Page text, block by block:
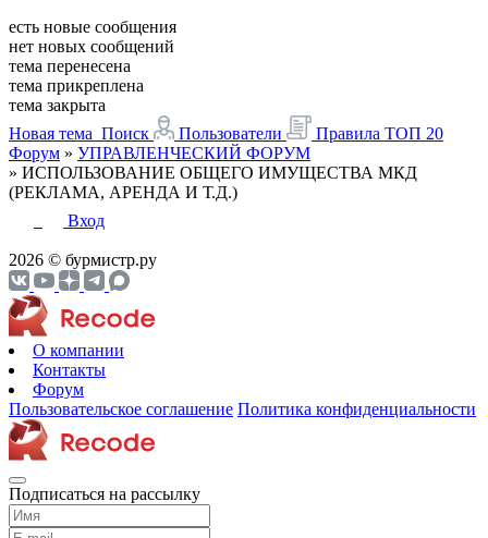
есть новые сообщения
нет новых сообщений
тема перенесена
тема прикреплена
тема закрыта
Новая тема Поиск Пользователи Правила ТОП 20
Форум » УПРАВЛЕНЧЕСКИЙ ФОРУМ
» ИСПОЛЬЗОВАНИЕ ОБЩЕГО ИМУЩЕСТВА МКД
(РЕКЛАМА, АРЕНДА И Т.Д.)
Вход
2026 © бурмистр.ру
О компании
Контакты
Форум
Пользовательское соглашение Политика конфиденциальности
Подписаться на рассылку